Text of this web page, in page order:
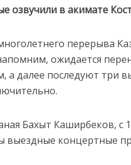
озвучили в акимате
перерыва
ожидается
а далее последуют три
Бахыт Каширбеков, с
выездные концертные